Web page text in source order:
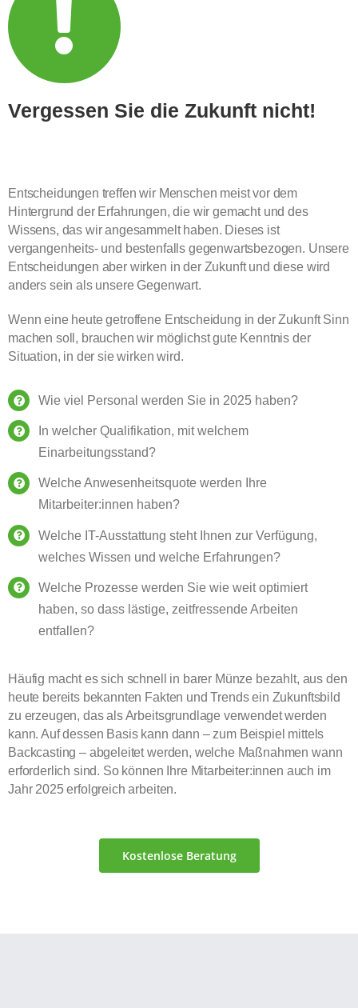
Vergessen Sie die Zukunft nicht!
Entscheidungen treffen wir Menschen meist vor dem
Hintergrund der Erfahrungen, die wir gemacht und des
Wissens, das wir angesammelt haben. Dieses ist
vergangenheits- und bestenfalls gegenwartsbezogen. Unsere
Entscheidungen aber wirken in der Zukunft und diese wird
anders sein als unsere Gegenwart.
Wenn eine heute getroffene Entscheidung in der Zukunft Sinn
machen soll, brauchen wir möglichst gute Kenntnis der
Situation, in der sie wirken wird.
Wie viel Personal werden Sie in 2025 haben?
In welcher Qualifikation, mit welchem
Einarbeitungsstand?
Welche Anwesenheitsquote werden Ihre
Mitarbeiter:innen haben?
Welche IT-Ausstattung steht Ihnen zur Verfügung,
welches Wissen und welche Erfahrungen?
Welche Prozesse werden Sie wie weit optimiert
haben, so dass lästige, zeitfressende Arbeiten
entfallen?
Häufig macht es sich schnell in barer Münze bezahlt, aus den
heute bereits bekannten Fakten und Trends ein Zukunftsbild
zu erzeugen, das als Arbeitsgrundlage verwendet werden
kann. Auf dessen Basis kann dann – zum Beispiel mittels
Backcasting – abgeleitet werden, welche Maßnahmen wann
erforderlich sind. So können Ihre Mitarbeiter:innen auch im
Jahr 2025 erfolgreich arbeiten.
Kostenlose Beratung